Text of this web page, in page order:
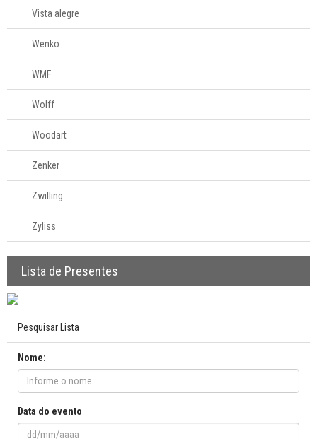
Vista alegre
Wenko
WMF
Wolff
Woodart
Zenker
Zwilling
Zyliss
Lista de Presentes
Pesquisar Lista
Nome:
Data do evento